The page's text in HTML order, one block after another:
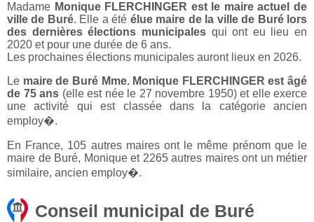
Madame Monique FLERCHINGER est le maire actuel de
ville de Buré. Elle a été élue maire de la ville de Buré lors
des dernières élections municipalesqui ont eu lieu en
2020 et pour une durée de 6 ans.
Les prochaines élections municipales auront lieux en 2026.
Le maire de Buré Mme. Monique FLERCHINGER est âgé
de 75 ans (elle est née le 27 novembre 1950) et elle exerce
une activité qui est classée dans la catégorie ancien
employ�.
En France, 105 autres maires ont le même prénom que le
maire de Buré, Monique et 2265 autres maires ont un métier
similaire, ancien employ�.
Conseil municipal de Buré